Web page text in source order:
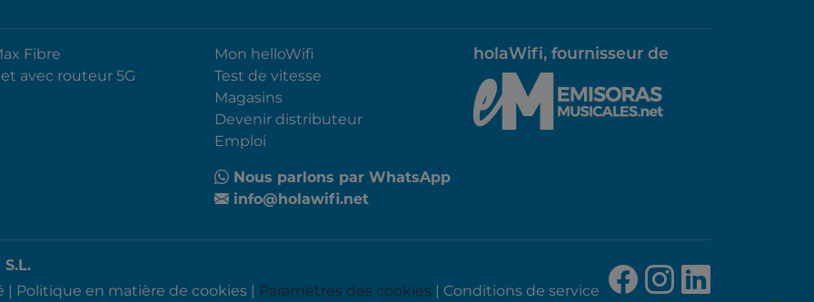
Fibre
avec routeur 5G
Mon helloWifi
Test de vitesse
Magasins
Devenir distributeur
Emploi
Nous parlons par WhatsApp
info@holawifi.net
holaWifi, fournisseur de
| Politique en matière de cookies | Paramètres des cookies | Conditions de service